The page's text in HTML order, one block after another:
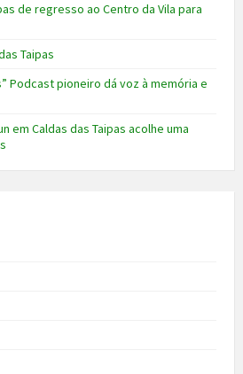
de regresso ao Centro da Vila para
Taipas
Podcast pioneiro dá voz à memória e
em Caldas das Taipas acolhe uma